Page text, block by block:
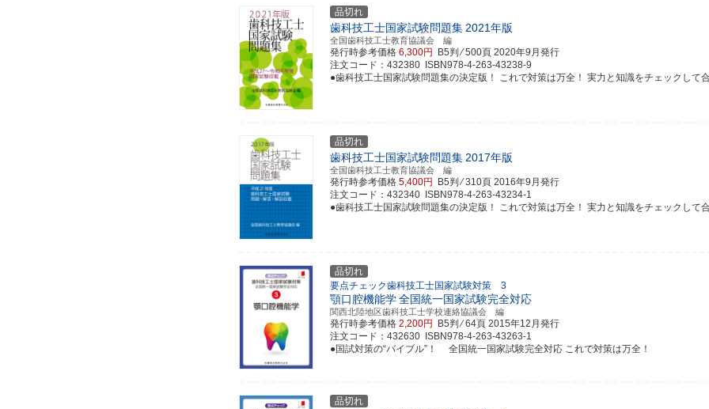
品切れ
歯科技工士国家試験問題集2021年版
全国歯科技工士教育協議会 編
発行時参考価格 6,300円 B5判 ⁄ 500頁 2020年9月発行
注文コード：432380 ISBN978-4-263-43238-9
●歯科技工士国家試験問題集の決定版！ これで対策は万全！ 実力と知識をチェックして
品切れ
歯科技工士国家試験問題集2017年版
全国歯科技工士教育協議会 編
発行時参考価格 5,400円 B5判 ⁄ 310頁 2016年9月発行
注文コード：432340 ISBN978-4-263-43234-1
●歯科技工士国家試験問題集の決定版！ これで対策は万全！ 実力と知識をチェックして
品切れ
要点チェック歯科技工士国家試験対策 3
顎口腔機能学全国統一国家試験完全対応
関西北陸地区歯科技工士学校連絡協議会 編
発行時参考価格 2,200円 B5判 ⁄ 64頁 2015年12月発行
注文コード：432630 ISBN978-4-263-43263-1
●国試対策の“バイブル”！ 全国統一国家試験完全対応 これで対策は万全！
品切れ